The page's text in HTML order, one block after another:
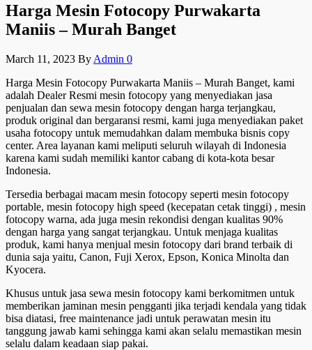
Harga Mesin Fotocopy Purwakarta
Maniis – Murah Banget
March 11, 2023 By Admin 0
Harga Mesin Fotocopy Purwakarta Maniis – Murah Banget, kami
adalah Dealer Resmi mesin fotocopy yang menyediakan jasa
penjualan dan sewa mesin fotocopy dengan harga terjangkau,
produk original dan bergaransi resmi, kami juga menyediakan paket
usaha fotocopy untuk memudahkan dalam membuka bisnis copy
center. Area layanan kami meliputi seluruh wilayah di Indonesia
karena kami sudah memiliki kantor cabang di kota-kota besar
Indonesia.
Tersedia berbagai macam mesin fotocopy seperti mesin fotocopy
portable, mesin fotocopy high speed (kecepatan cetak tinggi) , mesin
fotocopy warna, ada juga mesin rekondisi dengan kualitas 90%
dengan harga yang sangat terjangkau. Untuk menjaga kualitas
produk, kami hanya menjual mesin fotocopy dari brand terbaik di
dunia saja yaitu, Canon, Fuji Xerox, Epson, Konica Minolta dan
Kyocera.
Khusus untuk jasa sewa mesin fotocopy kami berkomitmen untuk
memberikan jaminan mesin pengganti jika terjadi kendala yang tidak
bisa diatasi, free maintenance jadi untuk perawatan mesin itu
tanggung jawab kami sehingga kami akan selalu memastikan mesin
selalu dalam keadaan siap pakai.